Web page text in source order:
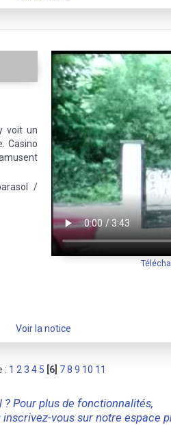
voit un
Casino
/
Voir la notice
: 1 2 3 4 5 [6] 78 9 10 11
? Pour plus de fonctionnalités,
vous sur notre espace